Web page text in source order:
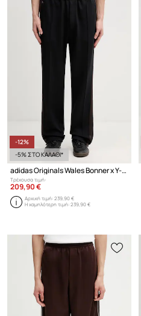
-12%
-5% ΣΤΟ ΚΑΛΑΘΙ*
adidas Originals Wales Bonner x Y-3 παντελόνι επίσημο ανδρικό
Τρέχουσα τιμή:
209,90 €
Αρχική τιμή:239,90 €
Η χαμηλότερη τιμή:239,90 €